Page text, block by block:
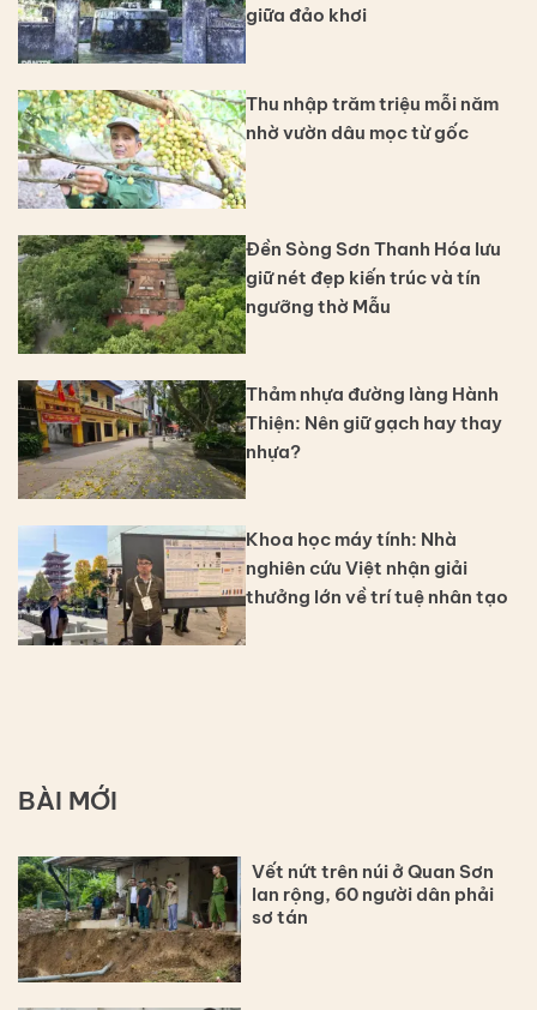
giữa đảo khơi
Thu nhập trăm triệu mỗi năm
nhờ vườn dâu mọc từ gốc
Đền Sòng Sơn Thanh Hóa lưu
giữ nét đẹp kiến trúc và tín
ngưỡng thờ Mẫu
Thảm nhựa đường làng Hành
Thiện: Nên giữ gạch hay thay
nhựa?
Khoa học máy tính: Nhà
nghiên cứu Việt nhận giải
thưởng lớn về trí tuệ nhân tạo
BÀI MỚI
Vết nứt trên núi ở Quan Sơn
lan rộng, 60 người dân phải
sơ tán